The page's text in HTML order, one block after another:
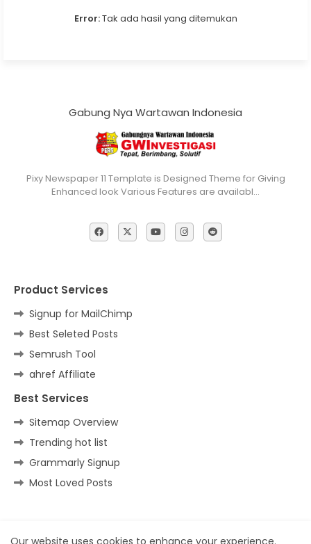
Error:Tak ada hasil yang ditemukan
Gabung Nya Wartawan Indonesia
Pixy Newspaper 11 Template is Designed Theme for Giving
Enhanced look Various Features are availabl…
Product Services
Signup for MailChimp
Best Seleted Posts
Semrush Tool
ahref Affiliate
Best Services
Sitemap Overview
Trending hot list
Grammarly Signup
Most Loved Posts
Home Contact us Privacy Policy
Our website uses cookies to enhance your experience.